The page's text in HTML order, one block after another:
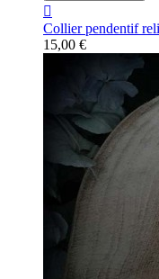

Collier pendentif
15,00 €